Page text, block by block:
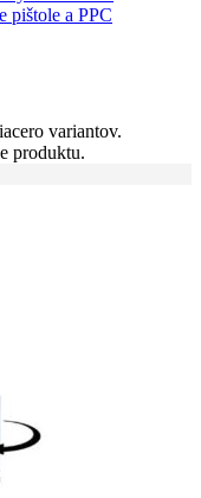
pištole a PPC
variantov.
produktu.